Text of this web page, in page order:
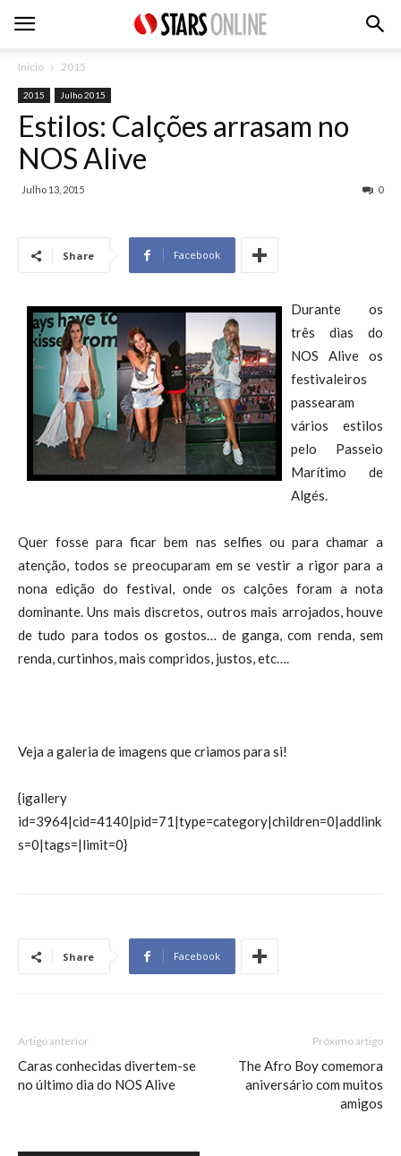
Inicio 2015
2015 Julho 2015
Estilos: Calções arrasam no
NOS Alive
Julho 13, 2015 0
Share Facebook
Durante os
três dias do
NOS Alive os
festivaleiros
passearam
vários estilos
pelo Passeio
Marítimo de
Algés.
Quer fosse para ficar bem nas selfies ou para chamar a
atenção, todos se preocuparam em se vestir a rigor para a
nona edição do festival, onde os calções foram a nota
dominante. Uns mais discretos, outros mais arrojados, houve
de tudo para todos os gostos… de ganga, com renda, sem
renda, curtinhos, mais compridos, justos, etc….
Veja a galeria de imagens que criamos para si!
{igallery
id=3964|cid=4140|pid=71|type=category|children=0|addlink
s=0|tags=|limit=0}
Share Facebook
Artigo anterior
Caras conhecidas divertem-se
no último dia do NOS Alive
Próximo artigo
The Afro Boy comemora
aniversário com muitos
amigos